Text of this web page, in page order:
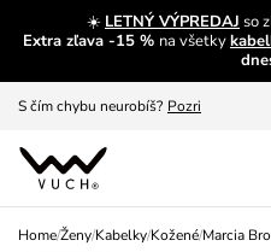
☀️ LETNÝ VÝPREDAJ so
Extra zľava -15 % na všetky
A čo sa inde nedozvieš? Prečítať viac
S čím chybu neurobíš? Pozri
Nech sa inšpirovať
Výmena a vrátenie zadarmo Zobraziť
Home/Ženy/Kabelky/Kožené/Marcia